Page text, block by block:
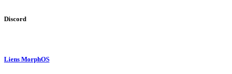
Discord
Liens MorphOS